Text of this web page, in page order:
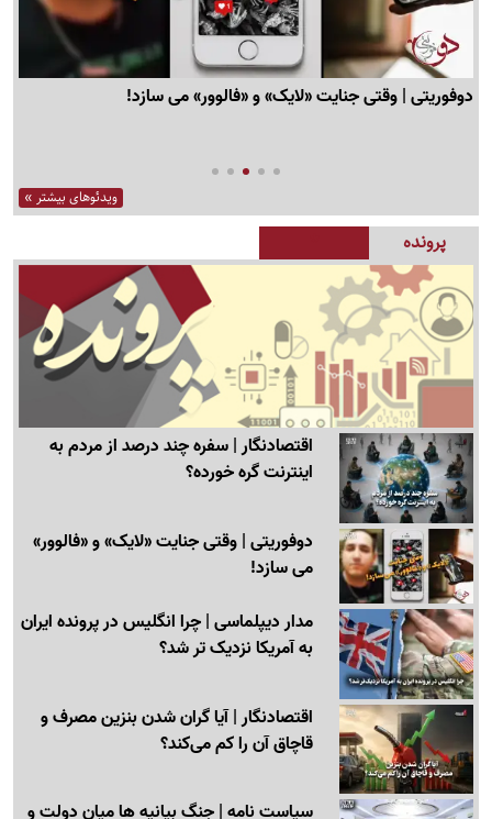
ویدئوهای بیشتر »
پرونده
اقتصادنگار | سفره چند درصد از مردم به
اینترنت گره خورده؟
دوفوریتی | وقتی جنایت «لایک» و «فالوور»
می سازد!
مدار دیپلماسی | چرا انگلیس در پرونده ایران
به آمریکا نزدیک تر شد؟
اقتصادنگار | آیا گران شدن بنزین مصرف و
قاچاق آن را کم می‌کند؟
سیاست نامه | جنگ بیانیه ها میان دولت و